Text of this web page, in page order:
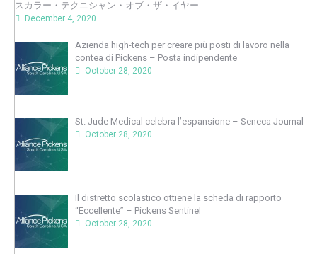
スカラー・テクニシャン・オブ・ザ・イヤー
December 4, 2020
Azienda high-tech per creare più posti di lavoro nella
contea di Pickens – Posta indipendente
October 28, 2020
St. Jude Medical celebra l’espansione – Seneca Journal
October 28, 2020
Il distretto scolastico ottiene la scheda di rapporto
“Eccellente” – Pickens Sentinel
October 28, 2020